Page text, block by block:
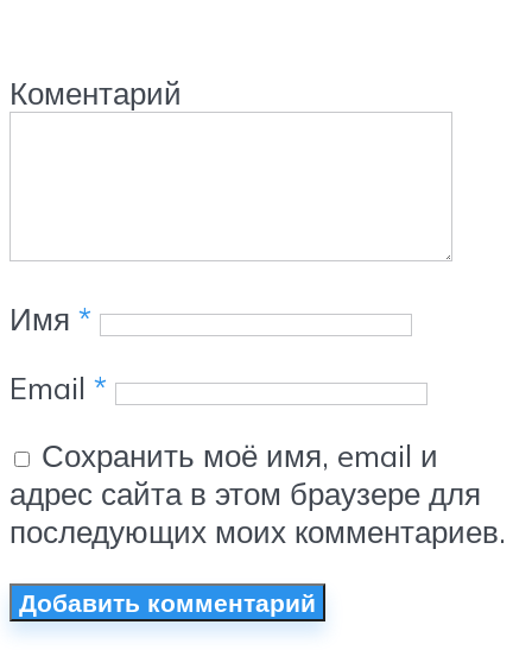
Коментарий
Имя *
Email *
Сохранить моё имя, email и
адрес сайта в этом браузере для
последующих моих комментариев.